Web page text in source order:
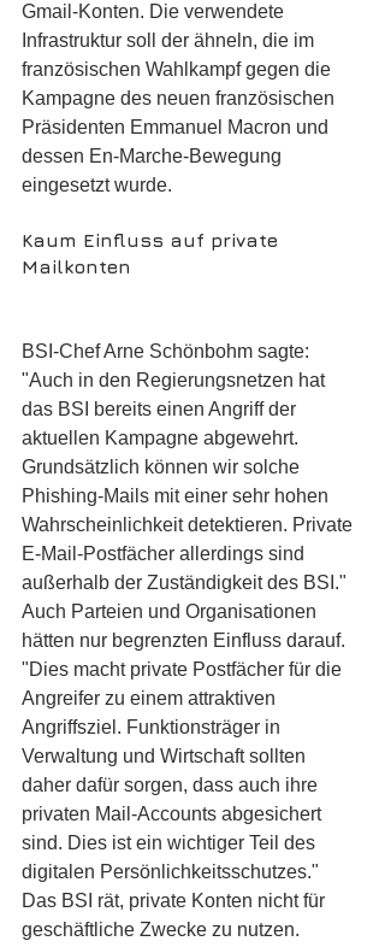
Gmail-Konten. Die verwendete
Infrastruktur soll der ähneln, die im
französischen Wahlkampf gegen die
Kampagne des neuen französischen
Präsidenten Emmanuel Macron und
dessen En-Marche-Bewegung
eingesetzt wurde.
Kaum Einfluss auf private
Mailkonten
BSI-Chef Arne Schönbohm sagte:
"Auch in den Regierungsnetzen hat
das BSI bereits einen Angriff der
aktuellen Kampagne abgewehrt.
Grundsätzlich können wir solche
Phishing-Mails mit einer sehr hohen
Wahrscheinlichkeit detektieren. Private
E-Mail-Postfächer allerdings sind
außerhalb der Zuständigkeit des BSI."
Auch Parteien und Organisationen
hätten nur begrenzten Einfluss darauf.
"Dies macht private Postfächer für die
Angreifer zu einem attraktiven
Angriffsziel. Funktionsträger in
Verwaltung und Wirtschaft sollten
daher dafür sorgen, dass auch ihre
privaten Mail-Accounts abgesichert
sind. Dies ist ein wichtiger Teil des
digitalen Persönlichkeitsschutzes."
Das BSI rät, private Konten nicht für
geschäftliche Zwecke zu nutzen.